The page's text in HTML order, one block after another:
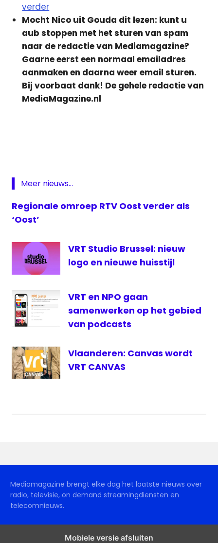
verder
Mocht Nico uit Gouda dit lezen: kunt u
aub stoppen met het sturen van spam
naar de redactie van Mediamagazine?
Gaarne eerst een normaal emailadres
aanmaken en daarna weer email sturen.
Bij voorbaat dank! De gehele redactie van
MediaMagazine.nl
TMG
TV
VRT
Meer nieuws...
Regionale omroep RTV Oost verder als
‘Oost’
VRT Studio Brussel: nieuw
logo en nieuwe huisstijl
VRT en NPO gaan
samenwerken op het gebied
van podcasts
Vlaanderen: Canvas wordt
VRT CANVAS
Mediamagazine brengt elke dag het laatste nieuws over
radio, televisie, on demand streamingdiensten en
telecomnieuws.
Mobiele versie afsluiten